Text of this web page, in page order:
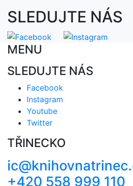
SLEDUJTE NÁS
MENU
SLEDUJTE NÁS
Facebook
Instagram
Youtube
Twitter
TŘINECKO
+420 558 999 110